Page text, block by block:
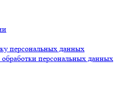
персональных данных
персональных данных